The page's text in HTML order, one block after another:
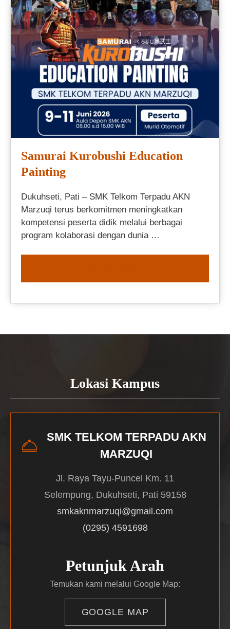
Samurai Kurobushi Education
Painting
Dukuhseti, Pati – SMK Telkom Terpadu AKN
Marzuqi terus berkomitmen meningkatkan
kompetensi peserta didik melalui berbagai
program kolaborasi dengan dunia …
Lokasi Kampus
SMK TELKOM TERPADU AKN
MARZUQI
Jl. Raya Tayu-Puncel Km. 11
Selempung, Dukuhseti, Pati 59158
smkaknmarzuqi@gmail.com
(0295) 4591698
Petunjuk Arah
Temukan kami melalui Google Map:
GOOGLE MAP